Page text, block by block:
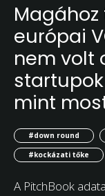
európai
nem volt
mint
#down round
#kockázati tőke
A PitchBook